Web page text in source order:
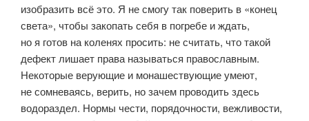
изобразить всё это. Я не смогу так поверить в «конец
света», чтобы закопать себя в погребе и ждать,
но я готов на коленях просить: не считать, что такой
дефект лишает права называться православным.
Некоторые верующие и монашествующие умеют,
не сомневаясь, верить, но зачем проводить здесь
водораздел. Нормы чести, порядочности, вежливости,